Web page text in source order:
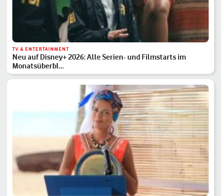
TV & ENTERTAINMENT
Neu auf Disney+ 2026: Alle Serien- und Filmstarts im
Monatsüberbl…